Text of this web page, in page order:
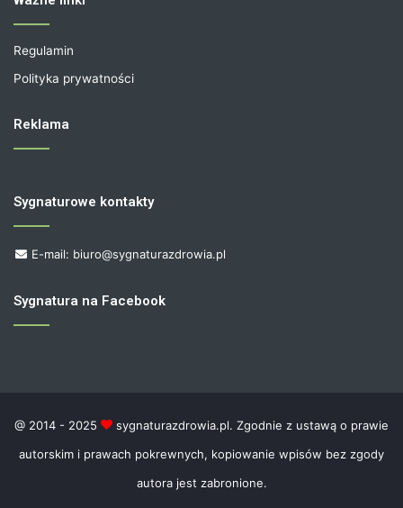
Regulamin
Polityka prywatności
Reklama
Sygnaturowe kontakty
E-mail: biuro@sygnaturazdrowia.pl
Sygnatura na Facebook
@ 2014 - 2025
sygnaturazdrowia.pl. Zgodnie z ustawą o prawie
autorskim i prawach pokrewnych, kopiowanie wpisów bez zgody
autora jest zabronione.